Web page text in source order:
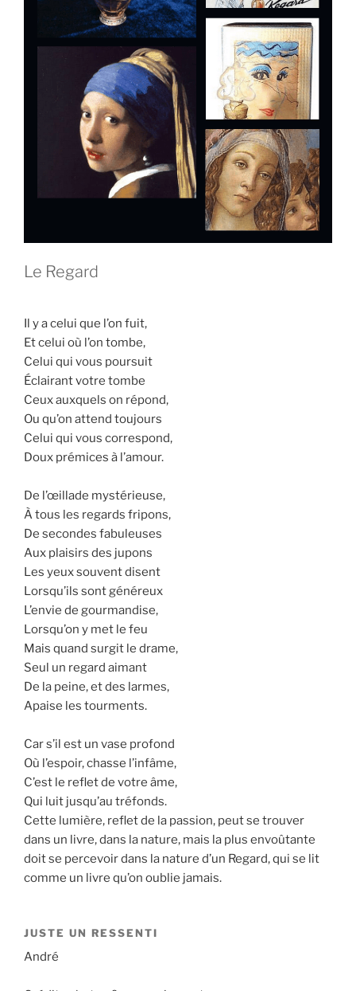
Le Regard
Il y a celui que l’on fuit,
Et celui où l’on tombe,
Celui qui vous poursuit
Éclairant votre tombe
Ceux auxquels on répond,
Ou qu’on attend toujours
Celui qui vous correspond,
Doux prémices à l’amour.
De l’œillade mystérieuse,
À tous les regards fripons,
De secondes fabuleuses
Aux plaisirs des jupons
Les yeux souvent disent
Lorsqu’ils sont généreux
L’envie de gourmandise,
Lorsqu’on y met le feu
Mais quand surgit le drame,
Seul un regard aimant
De la peine, et des larmes,
Apaise les tourments.
Car s’il est un vase profond
Où l’espoir, chasse l’infâme,
C’est le reflet de votre âme,
Qui luit jusqu’au tréfonds.
Cette lumière, reflet de la passion, peut se trouver
dans un livre, dans la nature, mais la plus envoûtante
doit se percevoir dans la nature d’un Regard, qui se lit
comme un livre qu’on oublie jamais.
JUSTE UN RESSENTI
André